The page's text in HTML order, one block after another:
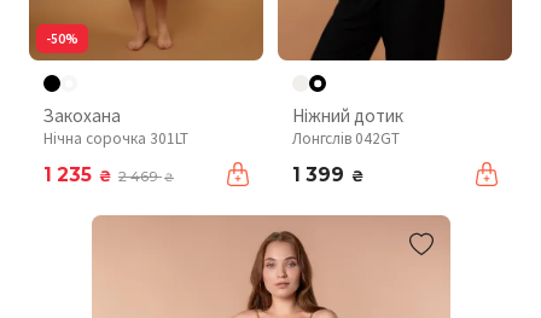
-50%
Закохана
Нічна сорочка 301LT
1 235 ₴ 2 469₴
Ніжний дотик
Лонгслів 042GT
1 399 ₴